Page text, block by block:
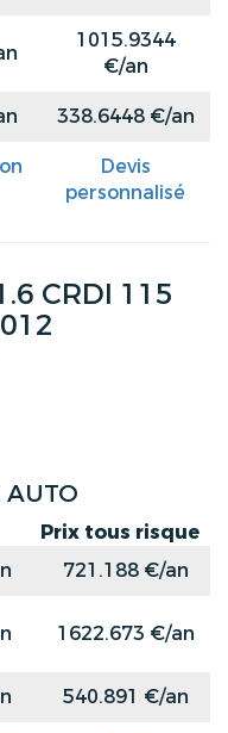
1015.9344
€/an
338.6448 €/an
Devis
personnalisé
CRDI 115
AUTO
Prix tous risque
721.188 €/an
1622.673 €/an
540.891 €/an